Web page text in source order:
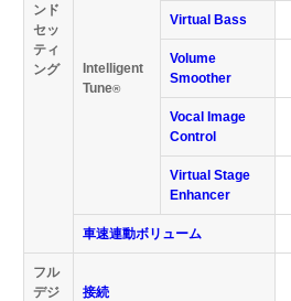
ンド
セッ
ティ
ング
Intelligent
Tune®
Virtual Bass
Volume
Smoother
Vocal Image
Control
Virtual Stage
Enhancer
車速連動ボリューム
フル
デジ
接続